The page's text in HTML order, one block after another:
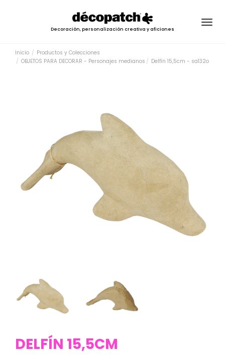
Decoración, personalización creativa y aficiones
Inicio
Productos y Colecciones
OBJETOS PARA DECORAR - Personajes medianos
Delfín 15,5cm - sa132o
DELFÍN 15,5CM